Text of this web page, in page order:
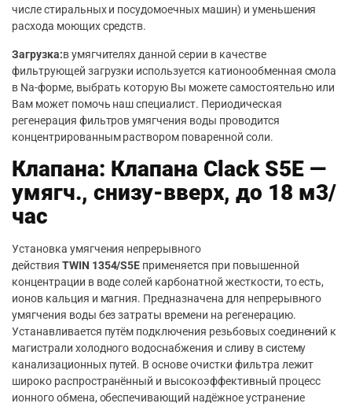
числе стиральных и посудомоечных машин) и уменьшения
расхода моющих средств.
Загрузка:в умягчителях данной серии в качестве
фильтрующей загрузки используется катионообменная смола
в Na-форме, выбрать которую Вы можете самостоятельно или
Вам может помочь наш специалист. Периодическая
регенерация фильтров умягчения воды проводится
концентрированным раствором поваренной соли.
Клапана: Клапана Сlack S5E —
умягч., снизу-вверх, до 18 м3/
час
Установка умягчения непрерывного
действия TWIN 1354/S5E применяется при повышенной
концентрации в воде солей карбонатной жесткости, то есть,
ионов кальция и магния. Предназначена для непрерывного
умягчения воды без затраты времени на регенерацию.
Устанавливается путём подключения резьбовых соединений к
магистрали холодного водоснабжения и сливу в систему
канализационных путей. В основе очистки фильтра лежит
широко распространённый и высокоэффективный процесс
ионного обмена, обеспечивающий надёжное устранение